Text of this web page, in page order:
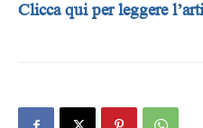
Clicca qui per leggere